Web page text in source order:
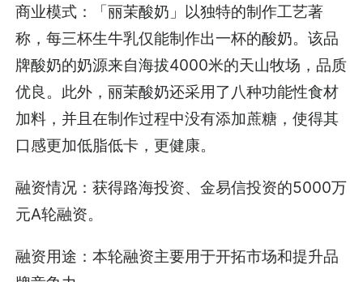
商业模式：「丽茉酸奶」以独特的制作工艺著
称，每三杯生牛乳仅能制作出一杯的酸奶。该品
牌酸奶的奶源来自海拔4000米的天山牧场，品质
优良。此外，丽茉酸奶还采用了八种功能性食材
加料，并且在制作过程中没有添加蔗糖，使得其
口感更加低脂低卡，更健康。
融资情况：获得路海投资、金易信投资的5000万
元A轮融资。
融资用途：本轮融资主要用于开拓市场和提升品